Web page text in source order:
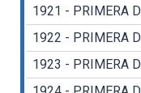
1921 - PRIMERA
1922 - PRIMERA
1923 - PRIMERA